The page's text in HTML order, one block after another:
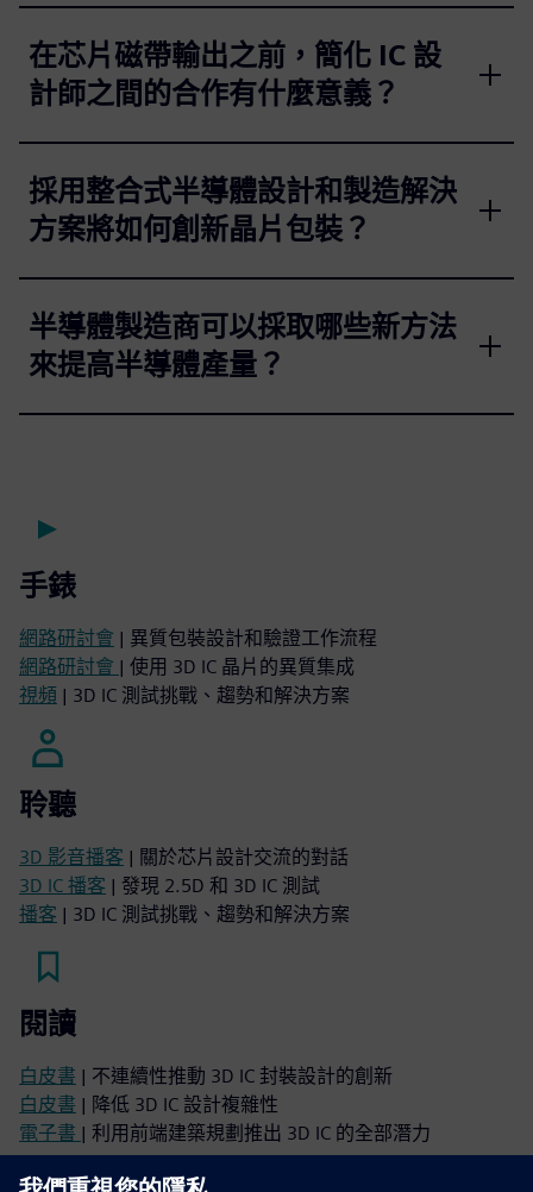
在芯片磁帶輸出之前，簡化 IC 設
計師之間的合作有什麼意義？
採用整合式半導體設計和製造解決
方案將如何創新晶片包裝？
半導體製造商可以採取哪些新方法
來提高半導體產量？
手錶
網路研討會 | 異質包裝設計和驗證工作流程
網路研討會 | 使用 3D IC 晶片的異質集成
視頻 | 3D IC 測試挑戰、趨勢和解決方案
聆聽
3D 影音播客 | 關於芯片設計交流的對話
3D IC 播客 | 發現 2.5D 和 3D IC 測試
播客 | 3D IC 測試挑戰、趨勢和解決方案
閱讀
白皮書 | 不連續性推動 3D IC 封裝設計的創新
白皮書 | 降低 3D IC 設計複雜性
電子書 | 利用前端建築規劃推出 3D IC 的全部潛力